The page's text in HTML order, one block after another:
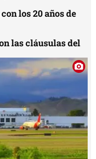
los 20 años de
las cláusulas del